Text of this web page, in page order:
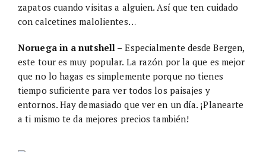
zapatos cuando visitas a alguien. Así que ten cuidado
con calcetines malolientes…
Noruega in a nutshell – Especialmente desde Bergen,
este tour es muy popular. La razón por la que es mejor
que no lo hagas es simplemente porque no tienes
tiempo suficiente para ver todos los paisajes y
entornos. Hay demasiado que ver en un día. ¡Planearte
a ti mismo te da mejores precios también!